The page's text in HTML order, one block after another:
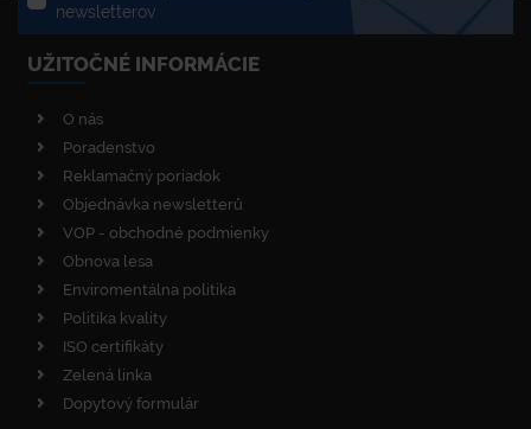
newsletterov
UŽITOČNÉ INFORMÁCIE
O nás
Poradenstvo
Reklamačný poriadok
Objednávka newsletterů
VOP - obchodné podmienky
Obnova lesa
Enviromentálna politika
Politika kvality
ISO certifikáty
Zelená linka
Dopytový formulár